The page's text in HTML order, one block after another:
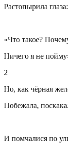
Растопырила глаза:
«Что такое?
Ничего я не
2
Но, как чёрная
Побежала,
И помчалися по